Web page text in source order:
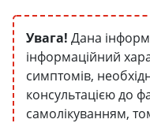
Увага! Дана
інформаційний
симптомів,
консультацією до
самолікуванням,